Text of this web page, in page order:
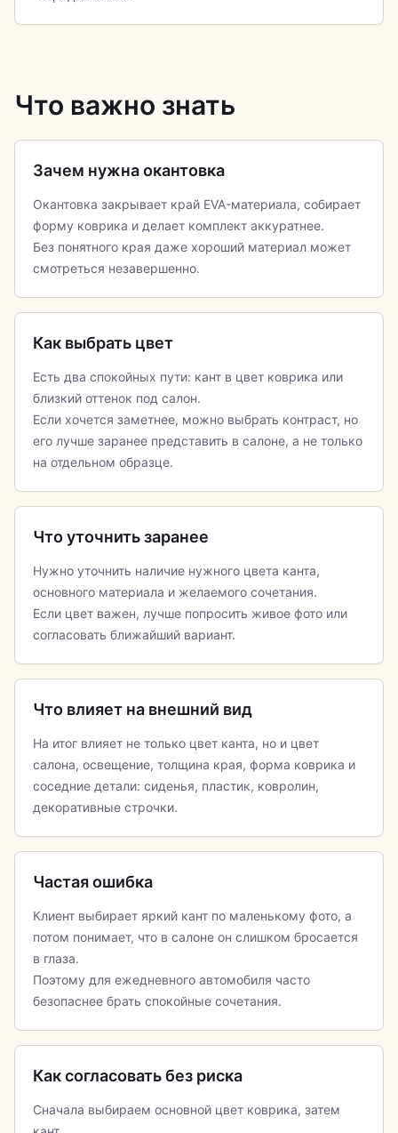
Что важно знать
Зачем нужна окантовка
Окантовка закрывает край EVA-материала, собирает
форму коврика и делает комплект аккуратнее.
Без понятного края даже хороший материал может
смотреться незавершенно.
Как выбрать цвет
Есть два спокойных пути: кант в цвет коврика или
близкий оттенок под салон.
Если хочется заметнее, можно выбрать контраст, но
его лучше заранее представить в салоне, а не только
на отдельном образце.
Что уточнить заранее
Нужно уточнить наличие нужного цвета канта,
основного материала и желаемого сочетания.
Если цвет важен, лучше попросить живое фото или
согласовать ближайший вариант.
Что влияет на внешний вид
На итог влияет не только цвет канта, но и цвет
салона, освещение, толщина края, форма коврика и
соседние детали: сиденья, пластик, ковролин,
декоративные строчки.
Частая ошибка
Клиент выбирает яркий кант по маленькому фото, а
потом понимает, что в салоне он слишком бросается
в глаза.
Поэтому для ежедневного автомобиля часто
безопаснее брать спокойные сочетания.
Как согласовать без риска
Сначала выбираем основной цвет коврика, затем